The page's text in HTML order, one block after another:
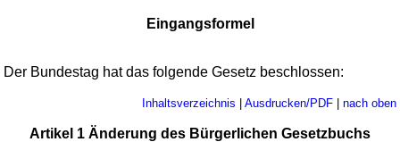
Eingangsformel
Der Bundestag hat das folgende Gesetz beschlossen:
Inhaltsverzeichnis | Ausdrucken/PDF| nach oben
Artikel 1 Änderung des Bürgerlichen Gesetzbuchs